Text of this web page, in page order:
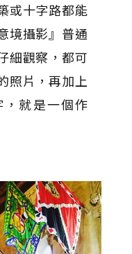
或十字路都能
境攝影』普通
細觀察，都可
照片，再加上
就是一個作